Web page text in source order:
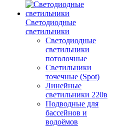
Светодиодные
светильники
Светодиодные
светильники
потолочные
Светильники
точечные (Spot)
Линейные
светильники 220в
Подводные для
бассейнов и
водоёмов